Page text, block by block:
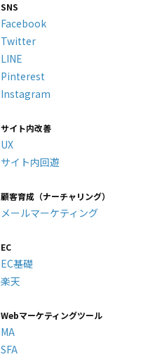
SNS
Facebook
Twitter
LINE
Pinterest
Instagram
サイト内改善
UX
サイト内回遊
顧客育成（ナーチャリング）
メールマーケティング
EC
EC基礎
楽天
Webマーケティングツール
MA
SFA